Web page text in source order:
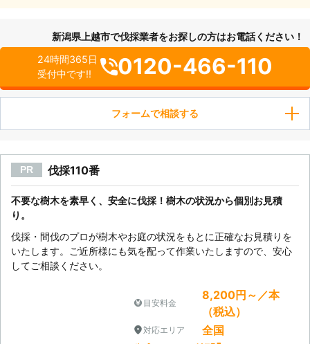
新潟県上越市で伐採業者をお探しの方はお電話ください！
24時間365日
受付中です!!
0120-466-110
フォームで相談する
PR 伐採110番
不要な樹木を素早く、安全に伐採！樹木の状況から個別お見積
り。
伐採・間伐のプロが樹木やお庭の状況をもとに正確なお見積りを
いたします。ご近所様にも気を配って作業いたしますので、安心
してご相談ください。
目安料金
8,200円～／本
（税込）
対応エリア 全国